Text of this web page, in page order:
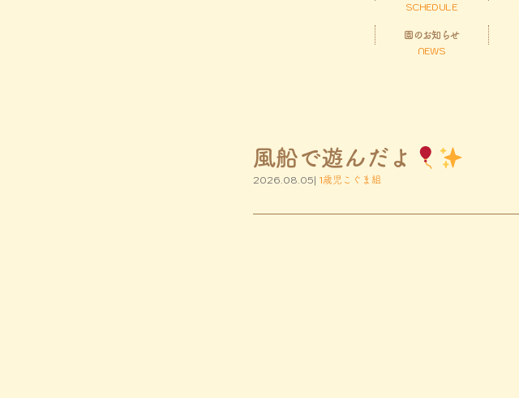
SCHEDULE
園のお知らせ
NEWS
風船で遊んだよ
2026.08.05| 1歳児こぐま組